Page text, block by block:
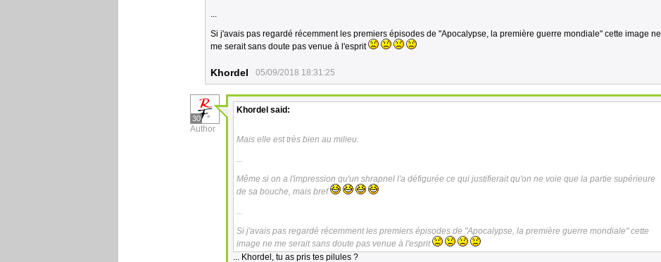
...
Si j'avais pas regardé récemment les premiers épisodes de "Apocalypse, la première guerre mondiale" cette image ne
me serait sans doute pas venue à l'esprit
Khordel 05/09/2018 18:31:25
30
Author
Khordel said:
Mais elle est très bien au milieu.
...
Même si on a l'impression qu'un shrapnel l'a défigurée ce qui justifierait qu'on ne voie que la partie supérieure
de sa bouche, mais bref
...
Si j'avais pas regardé récemment les premiers épisodes de "Apocalypse, la première guerre mondiale" cette
image ne me serait sans doute pas venue à l'esprit
... Khordel, tu as pris tes pilules ?